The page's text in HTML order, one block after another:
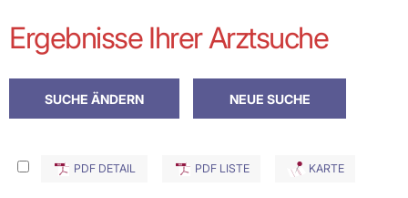
Ergebnisse Ihrer Arztsuche
PDF DETAIL PDF LISTE KARTE